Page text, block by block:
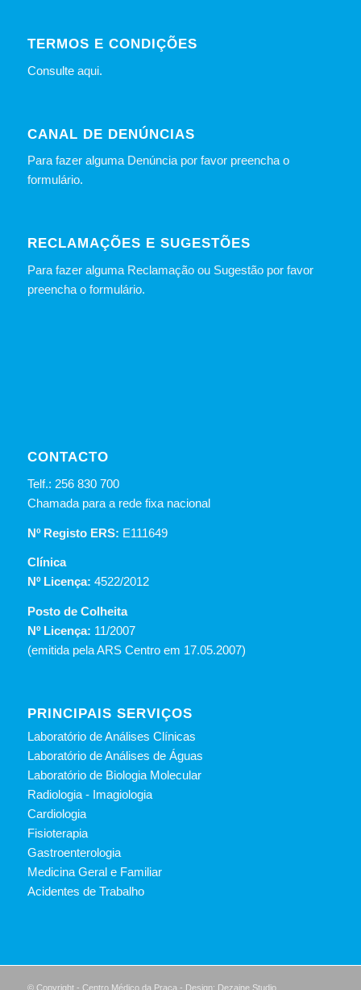
TERMOS E CONDIÇÕES
Consulte aqui.
CANAL DE DENÚNCIAS
Para fazer alguma Denúncia por favor preencha o
formulário.
RECLAMAÇÕES E SUGESTÕES
Para fazer alguma Reclamação ou Sugestão por favor
preencha o formulário.
CONTACTO
Telf.: 256 830 700
Chamada para a rede fixa nacional
Nº Registo ERS: E111649
Clínica
Nº Licença: 4522/2012
Posto de Colheita
Nº Licença: 11/2007
(emitida pela ARS Centro em 17.05.2007)
PRINCIPAIS SERVIÇOS
Laboratório de Análises Clínicas
Laboratório de Análises de Águas
Laboratório de Biologia Molecular
Radiologia - Imagiologia
Cardiologia
Fisioterapia
Gastroenterologia
Medicina Geral e Familiar
Acidentes de Trabalho
© Copyright - Centro Médico da Praça - Design: Dezaine Studio